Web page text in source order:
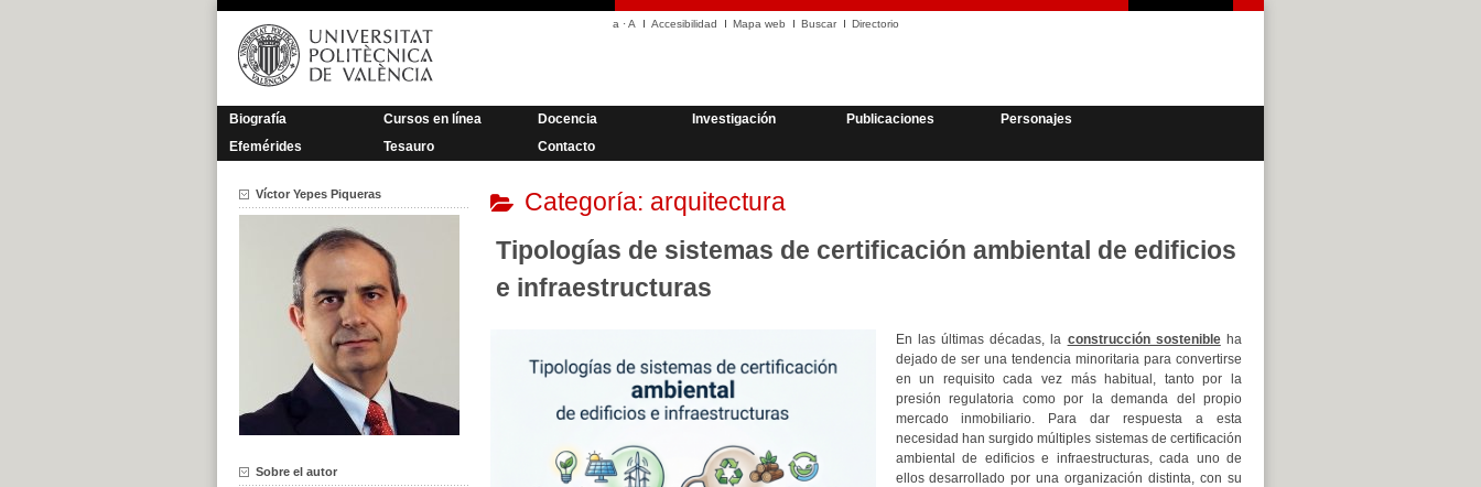
Saltar
contenido
a ·A Accesibilidad Mapa web Buscar Directorio
Biografía Cursos en línea Docencia Investigación Publicaciones
Personajes
Efemérides
Tesauro Contacto
Categoría: arquitectura
Tipologías de sistemas de certificación ambiental de edificios
e infraestructuras
En las últimas décadas, la construcción sostenibleha
dejado de ser una tendencia minoritaria para convertirse
en un requisito cada vez más habitual, tanto por la
presión regulatoria como por la demanda del propio
mercado inmobiliario. Para dar respuesta a esta
necesidad han surgido múltiples sistemas de certificación
ambiental de edificios e infraestructuras, cada uno de
ellos desarrollado por una organización distinta, con su
Víctor Yepes Piqueras
Sobre el autor